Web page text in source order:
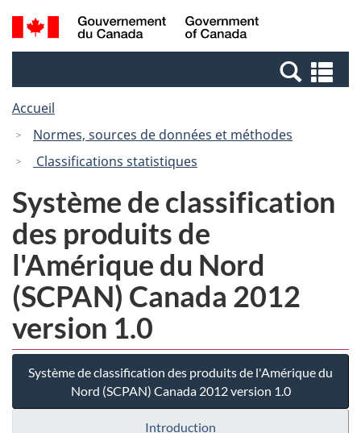
Passer
au
Passer
à
Canada
Recherche
et
et
Accueil
Normes, sources de données et méthodes
Classifications statistiques
Système de classification
des produits de
l'Amérique du Nord
(SCPAN) Canada 2012
version 1.0
Système de classification des produits de l'Amérique du
Nord (SCPAN) Canada 2012 version 1.0
Introduction